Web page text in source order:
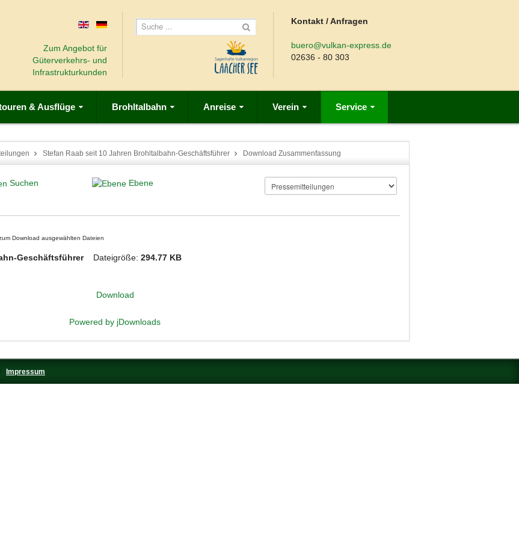
Zum Angebot für
Güterverkehrs- und
Infrastrukturkunden
Kontakt / Anfragen
buero@vulkan-express.de
02636 - 80 303
& Ausflüge Brohltalbahn Anreise Verein Service
Stefan Raab seit 10 Jahren Brohltalbahn-Geschäftsführer Download Zusammenfassung
Suchen Ebene
Download ausgewählten Dateien
Geschäftsführer Dateigröße: 294.77 KB
Download
Powered by jDownloads
Impressum